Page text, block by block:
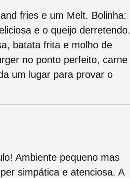
fries e um Melt. Bolinha:
e o queijo derretendo.
batata frita e molho de
no ponto perfeito, carne
um lugar para provar o
Ambiente pequeno mas
simpática e atenciosa. A